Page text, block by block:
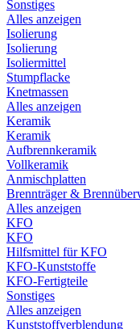
Sonstiges
Alles anzeigen
Isolierung
Isolierung
Isoliermittel
Stumpflacke
Knetmassen
Alles anzeigen
Keramik
Keramik
Aufbrennkeramik
Vollkeramik
Anmischplatten
Brennträger &
Alles anzeigen
KFO
KFO
Hilfsmittel für KFO
KFO-Kunststoffe
KFO-Fertigteile
Sonstiges
Alles anzeigen
Kunststoffverblendung